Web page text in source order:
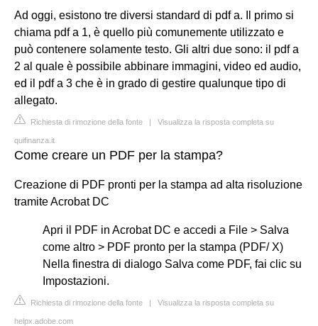
Ad oggi, esistono tre diversi standard di pdf a. Il primo si
chiama pdf a 1, è quello più comunemente utilizzato e
può contenere solamente testo. Gli altri due sono: il pdf a
2 al quale è possibile abbinare immagini, video ed audio,
ed il pdf a 3 che è in grado di gestire qualunque tipo di
allegato.
Richiesta di rimozione della fonte | Visualizza la risposta completa su
quifinanza.it
Come creare un PDF per la stampa?
Creazione di PDF pronti per la stampa ad alta risoluzione
tramite Acrobat DC
Apri il PDF in Acrobat DC e accedi a File > Salva
come altro > PDF pronto per la stampa (PDF/ X)
Nella finestra di dialogo Salva come PDF, fai clic su
Impostazioni.
Richiesta di rimozione della fonte | Visualizza la risposta completa su
helpx.adobe.com